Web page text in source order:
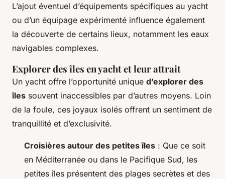
L’ajout éventuel d’équipements spécifiques au yacht
ou d’un équipage expérimenté influence également
la découverte de certains lieux, notamment les eaux
navigables complexes.
Explorer des îles en yacht et leur attrait
Un yacht offre l’opportunité unique d’explorer des
îles souvent inaccessibles par d’autres moyens. Loin
de la foule, ces joyaux isolés offrent un sentiment de
tranquillité et d’exclusivité.
Croisières autour des petites îles : Que ce soit
en Méditerranée ou dans le Pacifique Sud, les
petites îles présentent des plages secrètes et des